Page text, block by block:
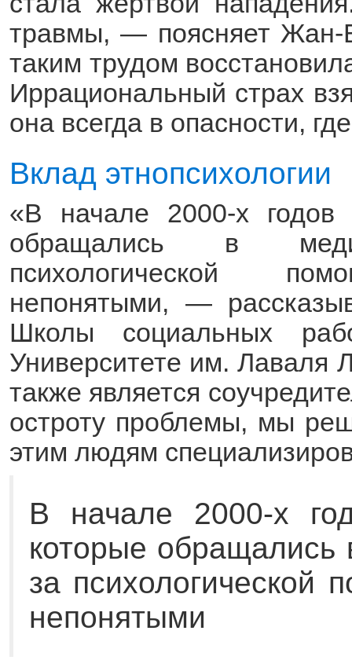
травмы, — поясняет
таким трудом
Иррациональный страх
она всегда в опасности,
Вклад этнопсихологии
«В начале 2000-х
обращались в
психологической
непонятыми, —
Школы социальных
Университете им. Лаваля
также является
остроту проблемы, мы
этим людям
В начале 2000-х
которые обращались
за психологической
непонятыми